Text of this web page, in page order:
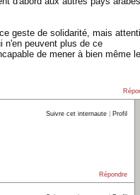
geste de solidarité, mais
n'en peuvent plus de ce
de mener à bien même le
Suivre cet internaute Profil
Répondre